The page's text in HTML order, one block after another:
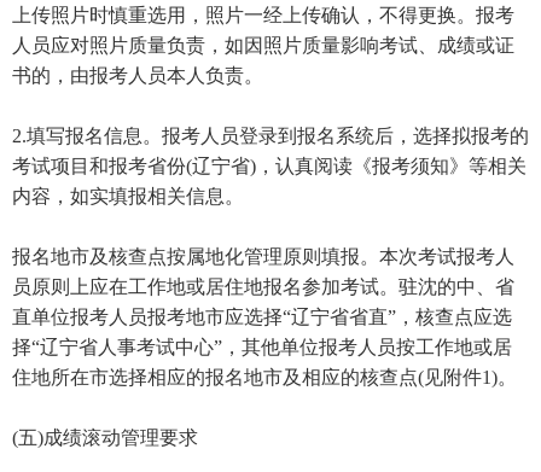
上传照片时慎重选用，照片一经上传确认，不得更换。报考
人员应对照片质量负责，如因照片质量影响考试、成绩或证
书的，由报考人员本人负责。
2.填写报名信息。报考人员登录到报名系统后，选择拟报考的
考试项目和报考省份(辽宁省)，认真阅读《报考须知》等相关
内容，如实填报相关信息。
报名地市及核查点按属地化管理原则填报。本次考试报考人
员原则上应在工作地或居住地报名参加考试。驻沈的中、省
直单位报考人员报考地市应选择“辽宁省省直”，核查点应选
择“辽宁省人事考试中心”，其他单位报考人员按工作地或居
住地所在市选择相应的报名地市及相应的核查点(见附件1)。
(五)成绩滚动管理要求